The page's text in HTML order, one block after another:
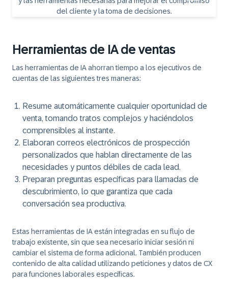
Herramientas de IA de ventas
Las herramientas de IA ahorran tiempo a los ejecutivos de
cuentas de las siguientes tres maneras:
Resume automáticamente cualquier oportunidad de
venta, tomando tratos complejos y haciéndolos
comprensibles al instante.
Elaboran correos electrónicos de prospección
personalizados que hablan directamente de las
necesidades y puntos débiles de cada lead.
Preparan preguntas específicas para llamadas de
descubrimiento, lo que garantiza que cada
conversación sea productiva.
Estas herramientas de IA están integradas en su flujo de
trabajo existente, sin que sea necesario iniciar sesión ni
cambiar el sistema de forma adicional. También producen
contenido de alta calidad utilizando peticiones y datos de CX
para funciones laborales específicas.